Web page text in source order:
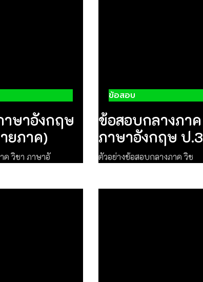
ษาอังกฤษ
ยภาค)
ค วิชา ภาษาอั
ข้อสอบ
ข้อสอบกลางภาค
ภาษาอังกฤษ ป.3
ตัวอย่างข้อสอบกลางภาค วิช